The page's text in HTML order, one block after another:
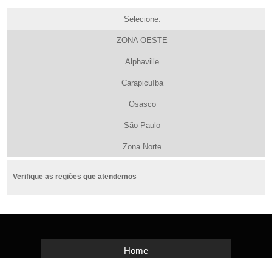
Selecione:
ZONA OESTE
Alphaville
Carapicuíba
Osasco
São Paulo
Zona Norte
Verifique as regiões que atendemos
Home